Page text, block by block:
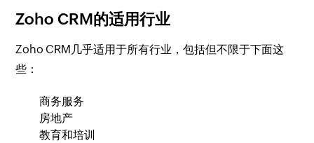
Zoho CRM的适用行业
Zoho CRM几乎适用于所有行业，包括但不限于下面这
些：
商务服务
房地产
教育和培训